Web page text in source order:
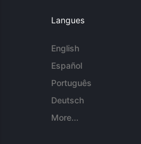
Langues
English
Español
Português
Deutsch
More...